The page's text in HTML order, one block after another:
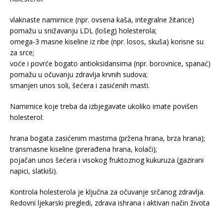
vlaknaste namirnice (npr. ovsena kaša, integralne žitarice)
pomažu u snižavanju LDL (lošeg) holesterola;
omega-3 masne kiseline iz ribe (npr. losos, skuša) korisne su
za srce;
voće i povrće bogato antioksidansima (npr. borovnice, spanać)
pomažu u očuvanju zdravlja krvnih sudova;
smanjen unos soli, šećera i zasićenih masti.
Namirnice koje treba da izbjegavate ukoliko imate povišen
holesterol:
hrana bogata zasićenim mastima (pržena hrana, brza hrana);
transmasne kiseline (prerađena hrana, kolači);
pojačan unos šećera i visokog fruktoznog kukuruza (gazirani
napici, slatkiši).
Kontrola holesterola je ključna za očuvanje srčanog zdravlja.
Redovni ljekarski pregledi, zdrava ishrana i aktivan način života